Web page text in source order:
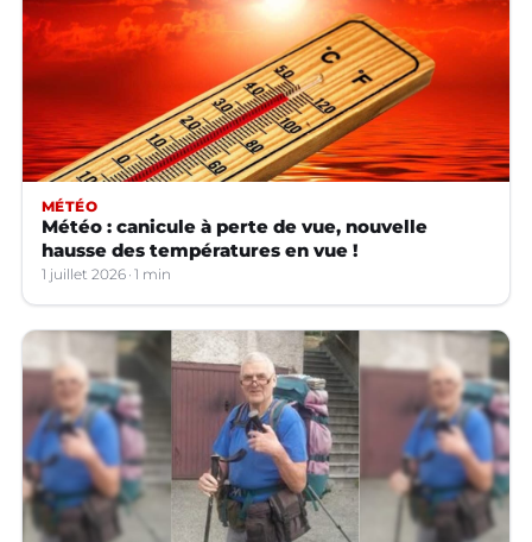
MÉTÉO
Météo : canicule à perte de vue, nouvelle
hausse des températures en vue !
1 juillet 2026 1 min